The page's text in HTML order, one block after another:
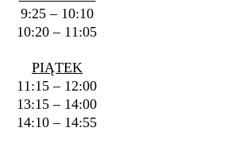
9:25 – 10:10
10:20 – 11:05
PIĄTEK
11:15 – 12:00
13:15 – 14:00
14:10 – 14:55